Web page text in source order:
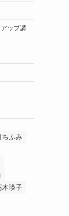
ップ講
ちふみ
木瑛子